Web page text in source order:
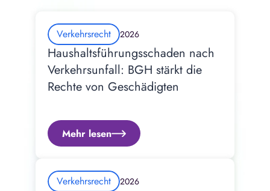
Verkehrsrecht 2026
Haushaltsführungsschaden nach
Verkehrsunfall: BGH stärkt die
Rechte von Geschädigten
Mehr lesen
Verkehrsrecht 2026